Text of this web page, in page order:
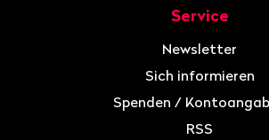
Service
Newsletter
Sich informieren
Spenden /
RSS